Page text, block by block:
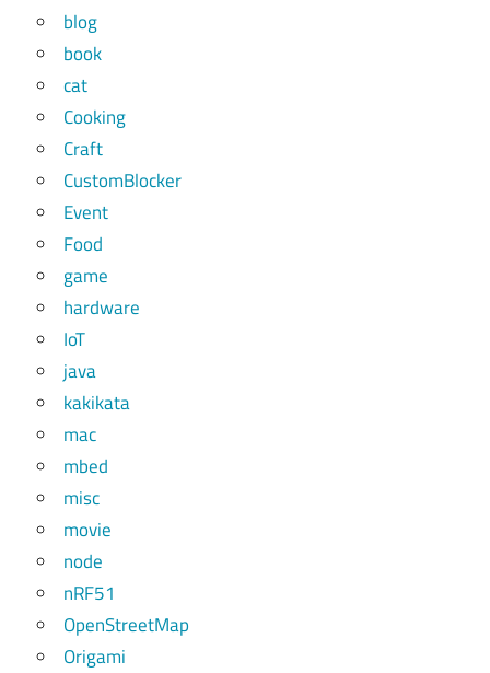
blog
book
cat
Cooking
Craft
CustomBlocker
Event
Food
game
hardware
IoT
java
kakikata
mac
mbed
misc
movie
node
nRF51
OpenStreetMap
Origami